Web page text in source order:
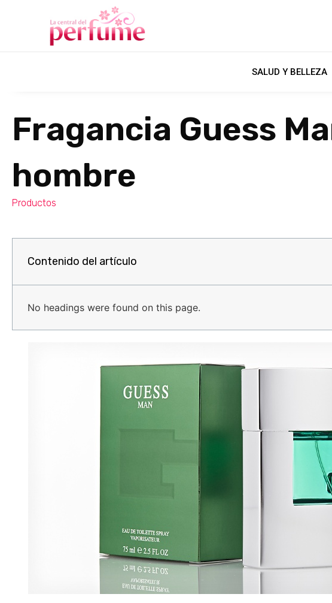
SALUD Y BELLEZA
Fragancia Guess
hombre
Productos
Contenido del artículo
No headings were found on this page.